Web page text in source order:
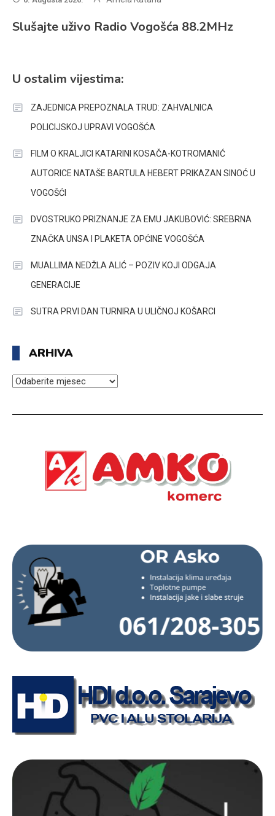
Slušajte uživo Radio Vogošća 88.2MHz
U ostalim vijestima:
ZAJEDNICA PREPOZNALA TRUD: ZAHVALNICA
POLICIJSKOJ UPRAVI VOGOŠĆA
FILM O KRALJICI KATARINI KOSAČA-KOTROMANIĆ
AUTORICE NATAŠE BARTULA HEBERT PRIKAZAN SINOĆ U
VOGOŠĆI
DVOSTRUKO PRIZNANJE ZA EMU JAKUBOVIĆ: SREBRNA
ZNAČKA UNSA I PLAKETA OPĆINE VOGOŠĆA
MUALLIMA NEDŽLA ALIĆ – POZIV KOJI ODGAJA
GENERACIJE
SUTRA PRVI DAN TURNIRA U ULIČNOJ KOŠARCI
ARHIVA
ARHIVA